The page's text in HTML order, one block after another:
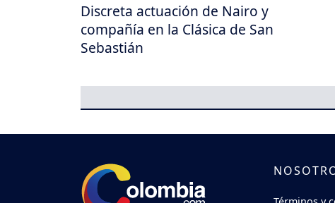
Discreta actuación de Nairo y
compañía en la Clásica de San
Sebastián